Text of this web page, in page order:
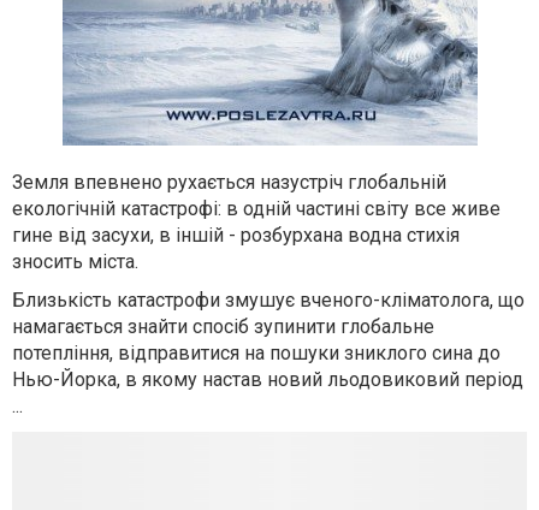
Земля впевнено рухається назустріч глобальній
екологічній катастрофі: в одній частині світу все живе
гине від засухи, в іншій - розбурхана водна стихія
зносить міста.
Близькість катастрофи змушує вченого-кліматолога, що
намагається знайти спосіб зупинити глобальне
потепління, відправитися на пошуки зниклого сина до
Нью-Йорка, в якому настав новий льодовиковий період
...